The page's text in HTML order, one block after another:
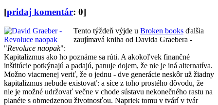
[pridaj komentár: 0]
Tento týždeň výjde u Broken booksďalšia
zaujímavá kniha od Davida Graebera -
"Revoluce naopak":
Kapitalizmus ako ho poznáme sa rúti. A akokoľvek finančné
inštitúcie potkýnajú a padajú, panuje dojem, že nie je iná alternatíva.
Možno viacmenej veriť, že o jednu - dve generácie neskôr už žiadny
kapitalizmus nebude existovať: a síce z toho prostého dôvodu, že
nie je možné udržovať večne v chode sústavu nekonečného rastu na
planéte s obmedzenou životnosťou. Napriek tomu v tvárí v tvár